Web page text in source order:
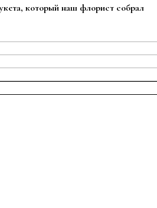
который наш флорист собрал